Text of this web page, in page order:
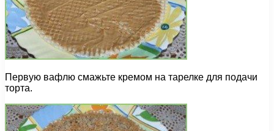
Первую вафлю смажьте кремом на тарелке для подачи
торта.